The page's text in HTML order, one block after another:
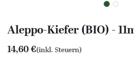
Aleppo-Kiefer (BIO) -
14,60€(inkl. Steuern)